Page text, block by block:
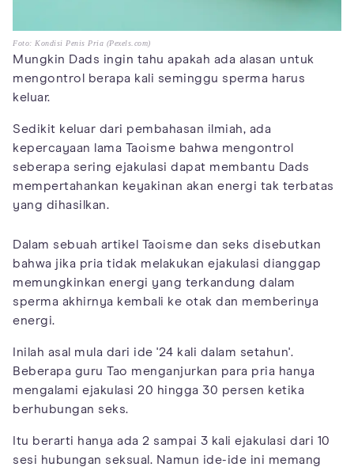
Foto: Kondisi Penis Pria (Pexels.com)
Mungkin Dads ingin tahu apakah ada alasan untuk
mengontrol berapa kali seminggu sperma harus
keluar.
Sedikit keluar dari pembahasan ilmiah, ada
kepercayaan lama Taoisme bahwa mengontrol
seberapa sering ejakulasi dapat membantu Dads
mempertahankan keyakinan akan energi tak terbatas
yang dihasilkan.
Dalam sebuah artikel Taoisme dan seks disebutkan
bahwa jika pria tidak melakukan ejakulasi dianggap
memungkinkan energi yang terkandung dalam
sperma akhirnya kembali ke otak dan memberinya
energi.
Inilah asal mula dari ide '24 kali dalam setahun'.
Beberapa guru Tao menganjurkan para pria hanya
mengalami ejakulasi 20 hingga 30 persen ketika
berhubungan seks.
Itu berarti hanya ada 2 sampai 3 kali ejakulasi dari 10
sesi hubungan seksual. Namun ide-ide ini memang